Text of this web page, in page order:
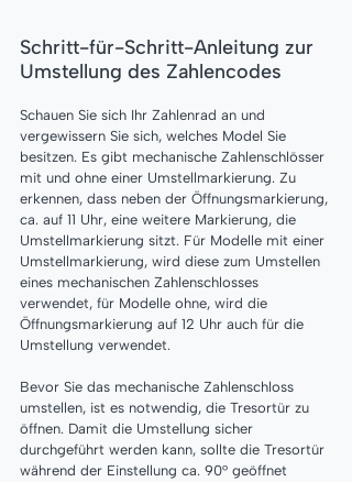
Schritt-für-Schritt-Anleitung zur
Umstellung des Zahlencodes
Schauen Sie sich Ihr Zahlenrad an und
vergewissern Sie sich, welches Model Sie
besitzen. Es gibt mechanische Zahlenschlösser
mit und ohne einer Umstellmarkierung. Zu
erkennen, dass neben der Öffnungsmarkierung,
ca. auf 11 Uhr, eine weitere Markierung, die
Umstellmarkierung sitzt. Für Modelle mit einer
Umstellmarkierung, wird diese zum Umstellen
eines mechanischen Zahlenschlosses
verwendet, für Modelle ohne, wird die
Öffnungsmarkierung auf 12 Uhr auch für die
Umstellung verwendet.
Bevor Sie das mechanische Zahlenschloss
umstellen, ist es notwendig, die Tresortür zu
öffnen. Damit die Umstellung sicher
durchgeführt werden kann, sollte die Tresortür
während der Einstellung ca. 90° geöffnet